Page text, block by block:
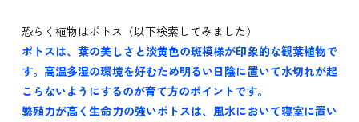
恐らく植物はポトス（以下検索してみました）
ポトスは、葉の美しさと淡黄色の斑模様が印象的な観葉植物で
す。高温多湿の環境を好むため明るい日陰に置いて水切れが起
こらないようにするのが育て方のポイントです。
繁殖力が高く生命力の強いポトスは、風水において寝室に置い